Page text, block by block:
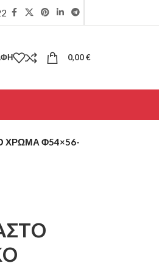
0,00€
ΧΡΩΜΑ Φ54×56-